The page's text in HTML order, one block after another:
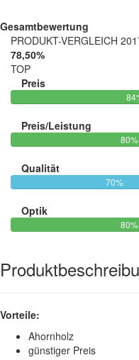
Gesamtbewertung
PRODUKT-VERGLEICH
78,50%
TOP
Preis
Preis/Leistung
80%
Qualität
70%
Optik
80%
Vorteile:
Ahornholz
günstiger Preis